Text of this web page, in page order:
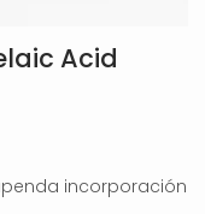
Acid
incorporación